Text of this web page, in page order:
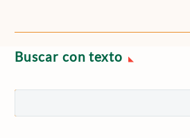
Buscar con texto